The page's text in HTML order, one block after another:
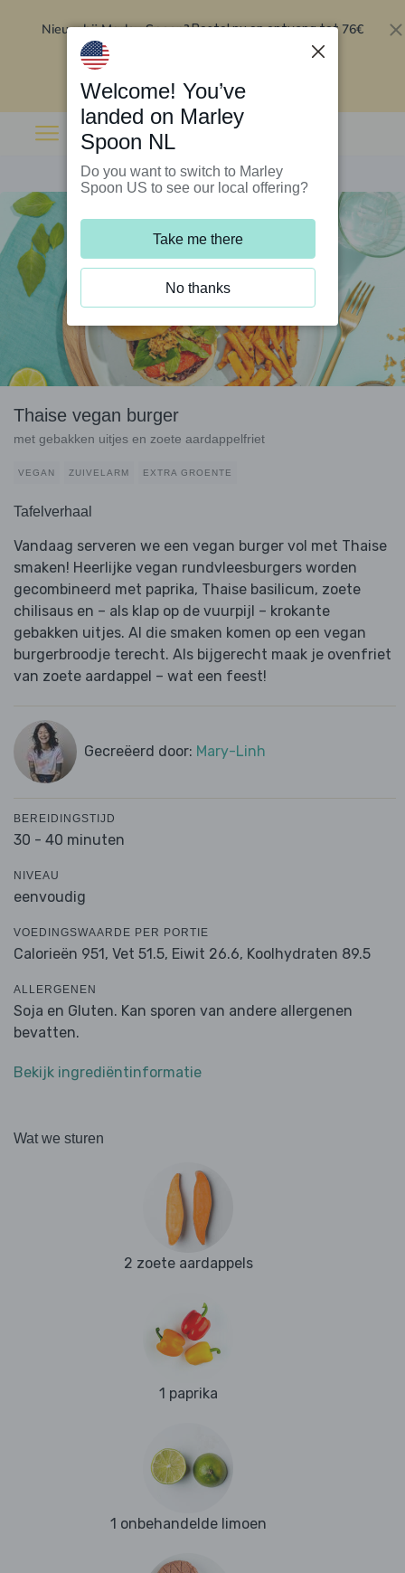
Nieuw bij Marley Spoon?Bestel nu en ontvang tot 76€
Thaise vegan burger
met gebakken uitjes en zoete aardappelfriet
VEGAN ZUIVELARM EXTRA GROENTE
Tafelverhaal
Vandaag serveren we een vegan burger vol met Thaise
smaken! Heerlijke vegan rundvleesburgers worden
gecombineerd met paprika, Thaise basilicum, zoete
chilisaus en – als klap op de vuurpijl – krokante
gebakken uitjes. Al die smaken komen op een vegan
burgerbroodje terecht. Als bijgerecht maak je ovenfriet
van zoete aardappel – wat een feest!
Gecreëerd door: Mary-Linh
BEREIDINGSTIJD
30 - 40 minuten
NIVEAU
eenvoudig
VOEDINGSWAARDE PER PORTIE
Calorieën 951, Vet 51.5, Eiwit 26.6, Koolhydraten 89.5
ALLERGENEN
Soja en Gluten. Kan sporen van andere allergenen
bevatten.
Bekijk ingrediëntinformatie
Wat we sturen
2 zoete aardappels
1 paprika
1 onbehandelde limoen
Welcome! You’ve
landed on Marley
Spoon NL
Do you want to switch to Marley
Spoon US to see our local offering?
Take me there
No thanks